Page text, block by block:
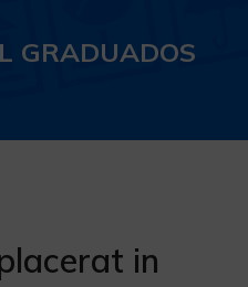
GRADUADOS
in